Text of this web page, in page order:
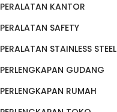
PERALATAN KANTOR
PERALATAN SAFETY
PERALATAN STAINLESS STEEL
PERLENGKAPAN GUDANG
PERLENGKAPAN RUMAH